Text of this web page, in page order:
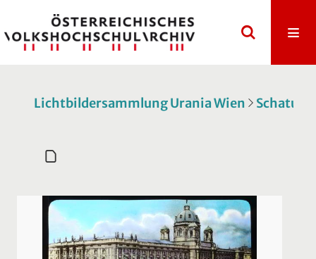
Lichtbildersammlung Urania Wien Schatulle